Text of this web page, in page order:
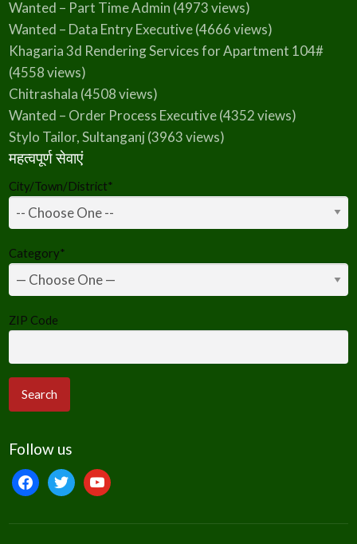
Wanted – Part Time Admin (4973 views)
Wanted – Data Entry Executive(4666 views)
Khagaria 3d Rendering Services for Apartment 104#
(4558 views)
Chitrashala (4508 views)
Wanted – Order Process Executive(4352 views)
Stylo Tailor, Sultanganj (3963 views)
महत्वपूर्ण सेवाएं
City/Town/District*
Category*
ZIP Code
Follow us
facebooktwitteryoutube